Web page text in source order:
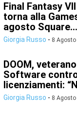
Final Fantasy
torna alla
agosto Square...
Giorgia Russo - 8 Agosto
DOOM,
Software
licenziamenti:
Giorgia Russo - 8 Agosto